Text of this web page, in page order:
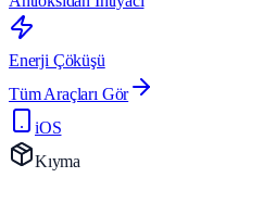
Enerji Çöküşü
Tüm Araçları Gör
iOS
Kıyma